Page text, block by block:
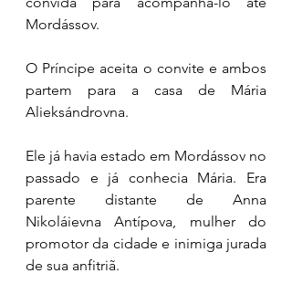
Mordássov.
O Príncipe aceita o convite e ambos
partem para a casa de Mária
Alieksándrovna.
Ele já havia estado em Mordássov no
passado e já conhecia Mária. Era
parente distante de Anna
Nikoláievna Antípova, mulher do
promotor da cidade e inimiga jurada
de sua anfitriã.